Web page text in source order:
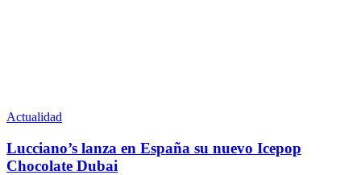
Actualidad
Lucciano’s lanza en España su nuevo Icepop
Chocolate Dubai